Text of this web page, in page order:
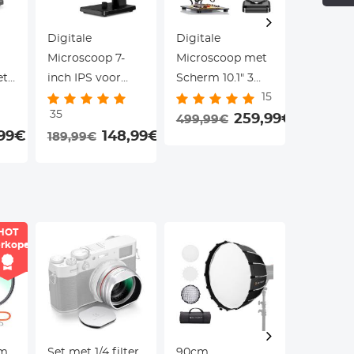
Digitale
Microscoop 7-
inch IPS voor
Onderwijs, PCB
en Biologie, 50x-
2000x met
35
189,99€ 148,99€
Digitale
Microscoop met
Scherm 10.1" 3
Lenzen 2500X
voor
15
499,99€ 259,99€
HOT